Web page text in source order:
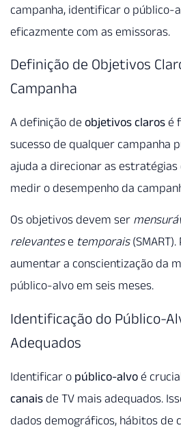
campanha, identificar o público-
eficazmente com as emissoras.
Definição de Objetivos
Campanha
A definição de objetivos claros é
sucesso de qualquer campanha
ajuda a direcionar as estratégias
medir o desempenho da
Os objetivos devem ser
relevantese temporais
aumentar a conscientização da
público-alvo em seis meses.
Identificação do Público-
Adequados
Identificar o público-alvo é
canais de TV mais adequados.
dados demográficos, hábitos de